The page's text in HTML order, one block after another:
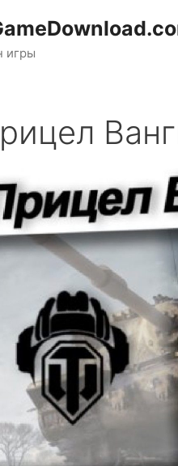
игры